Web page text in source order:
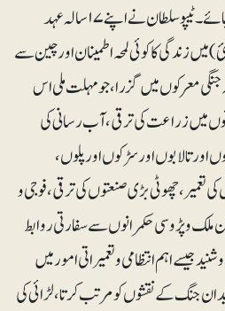
ریاست کا بغور مطالعہ کیا جائے۔ ٹیپو سلطان نے اپنے ۱۷ سالہ عہد
(۱۷۸۲-۱۷۹۹ئ) میں زندگی کا کوئی لمحہ اطمینا ن اور چین سے
معرکوں میں گزرا، جو مہلت ملی اس
میں زراعت کی ترقی، آب رسانی کی
اور تالابوں اور سڑکوں اور پلوں،
تعمیر ، چھوٹی بڑی صنعتوں کی ترقی، فوجی و
ملک و پڑوسی حکمرانوں سے سفارتی روابط
جیسے اہم انتظامی و تعمیراتی امور میں
جنگ کے نقشوں کو مرتب کرتا، لڑائی کی